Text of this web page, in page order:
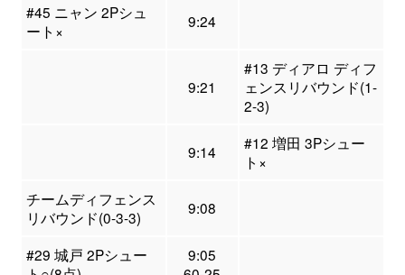
#45 ニャン 2Pシュ
ート×
9:24
9:21
#13 ディアロ ディフ
ェンスリバウンド(1-
2-3)
9:14
#12 増田 3Pシュー
ト×
チームディフェンス
リバウンド(0-3-3)
9:08
#29 城戸 2Pシュー
9:05